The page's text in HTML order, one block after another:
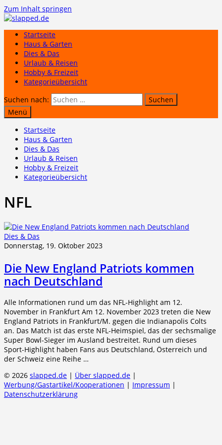
Zum Inhalt springen
Startseite
Haus & Garten
Dies & Das
Urlaub & Reisen
Hobby & Freizeit
Kategorieübersicht
Suchen nach:
Menü
Startseite
Haus & Garten
Dies & Das
Urlaub & Reisen
Hobby & Freizeit
Kategorieübersicht
NFL
Dies & Das
Donnerstag, 19. Oktober 2023
Die New England Patriots kommen
nach Deutschland
Alle Informationen rund um das NFL-Highlight am 12.
November in Frankfurt Am 12. November 2023 treten die New
England Patriots in Frankfurt/M. gegen die Indianapolis Colts
an. Das Match ist das erste NFL-Heimspiel, das der sechsmalige
Super Bowl-Sieger im Ausland bestreitet. Rund um dieses
Sport-Highlight haben Fans aus Deutschland, Österreich und
der Schweiz eine Reihe …
© 2026 slapped.de | Über slapped.de |
Werbung/Gastartikel/Kooperationen | Impressum |
Datenschutzerklärung